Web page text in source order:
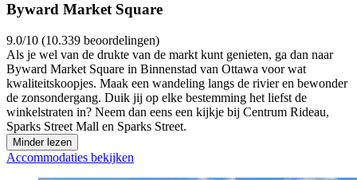
Byward Market Square
9.0/10 (10.339 beoordelingen)
Als je wel van de drukte van de markt kunt genieten, ga dan naar
Byward Market Square in Binnenstad van Ottawa voor wat
kwaliteitskoopjes. Maak een wandeling langs de rivier en bewonder
de zonsondergang. Duik jij op elke bestemming het liefst de
winkelstraten in? Neem dan eens een kijkje bij Centrum Rideau,
Sparks Street Mall en Sparks Street.
Minder lezen
Accommodaties bekijken